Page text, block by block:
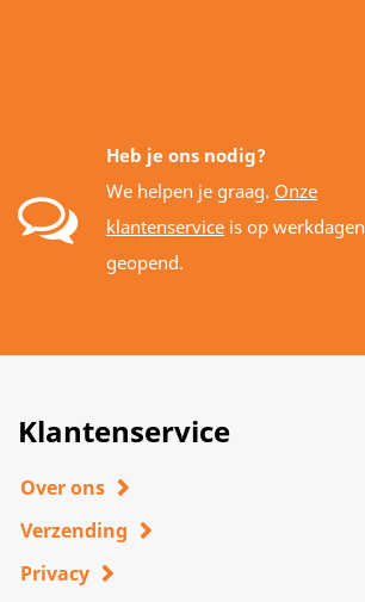
Heb je ons nodig?
We helpen je graag. Onze
klantenservice is op werkdagen
geopend.
Klantenservice
Over ons
Verzending
Privacy